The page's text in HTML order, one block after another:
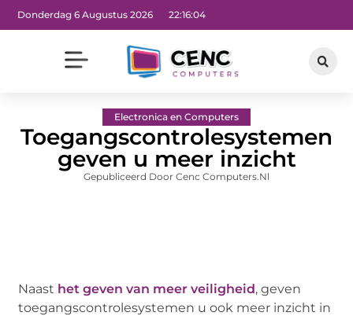
Donderdag 6 Augustus 2026 22:16:05
Electronica en Computers
Toegangscontrolesystemen
geven u meer inzicht
Gepubliceerd Door Cenc Computers.nl
Naast het geven van meer veiligheid, geven
toegangscontrolesystemen u ook meer inzicht in